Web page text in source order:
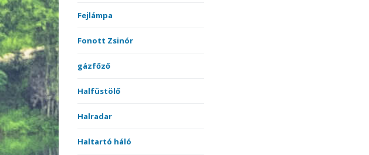
Fejlámpa
Fonott Zsinór
gázfőző
Halfüstölő
Halradar
Haltartó háló